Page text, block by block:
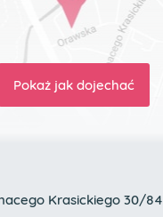
Pokaż jak dojechać
Krasickiego 30/84